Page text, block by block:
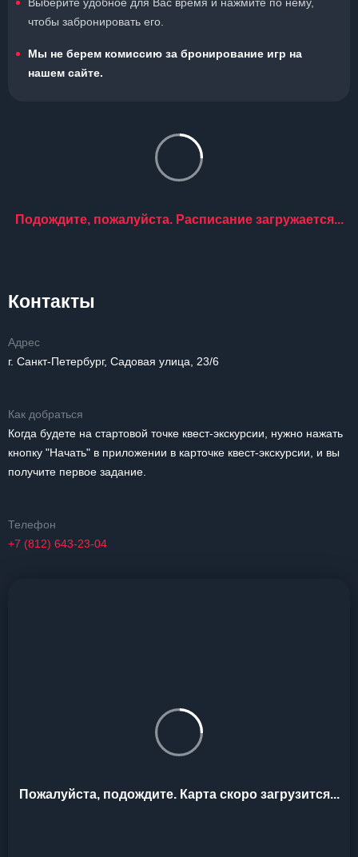
чтобы забронировать его.
Мы не берем комиссию за бронирование игр на
нашем сайте.
Подождите, пожалуйста. Расписание загружается...
Контакты
Адрес
г. Санкт-Петербург, Садовая улица, 23/6
Как добраться
Когда будете на стартовой точке квест-экскурсии, нужно нажать
кнопку "Начать" в приложении в карточке квест-экскурсии, и вы
получите первое задание.
Телефон
+7 (812) 643-23-04
Пожалуйста, подождите. Карта скоро загрузится...